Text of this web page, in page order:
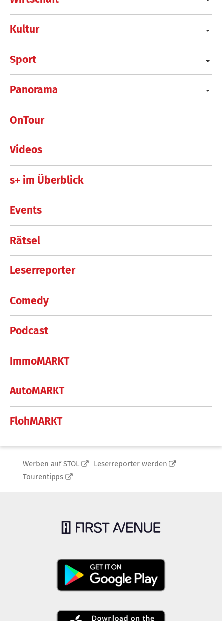
Kultur
Sport
Panorama
OnTour
Videos
s+ im Überblick
Events
Rätsel
Leserreporter
Comedy
Podcast
ImmoMARKT
AutoMARKT
FlohMARKT
Werben auf STOL
Leserreporter werden
Tourentipps